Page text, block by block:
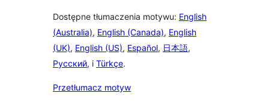
Dostępne tłumaczenia motywu: English
(Australia), English (Canada), English
(UK), English (US), Español, 日本語,
Русский, i Türkçe.
Przetłumacz motyw